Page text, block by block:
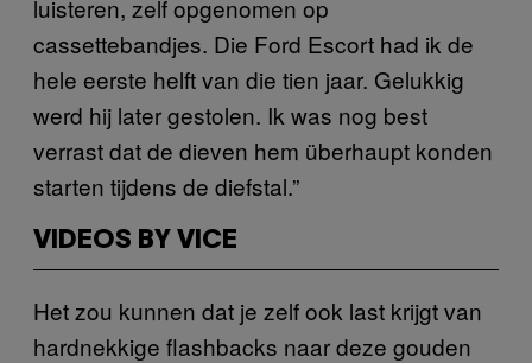
luisteren, zelf opgenomen op
cassettebandjes. Die Ford Escort had ik de
hele eerste helft van die tien jaar. Gelukkig
werd hij later gestolen. Ik was nog best
verrast dat de dieven hem überhaupt konden
starten tijdens de diefstal.”
VIDEOS BY VICE
Het zou kunnen dat je zelf ook last krijgt van
hardnekkige flashbacks naar deze gouden